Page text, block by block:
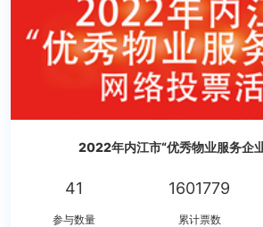
2022年内江市“优秀物业服务企
41 1601779
参与数量 累计票数